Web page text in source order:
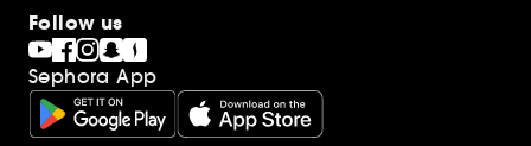
Follow us
Sephora App